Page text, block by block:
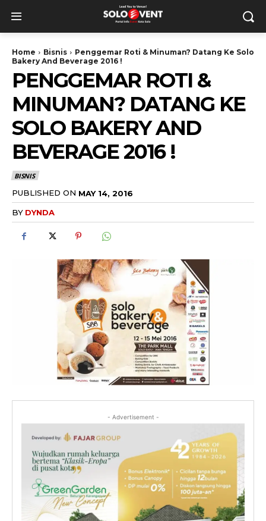
Home Bisnis
Penggemar Roti & Minuman? Datang Ke Solo
Bakery And Beverage 2016 !
PENGGEMAR ROTI &
MINUMAN? DATANG KE
SOLO BAKERY AND
BEVERAGE 2016 !
BISNIS
PUBLISHED ON MAY 14, 2016
BY DYNDA
- Advertisement -